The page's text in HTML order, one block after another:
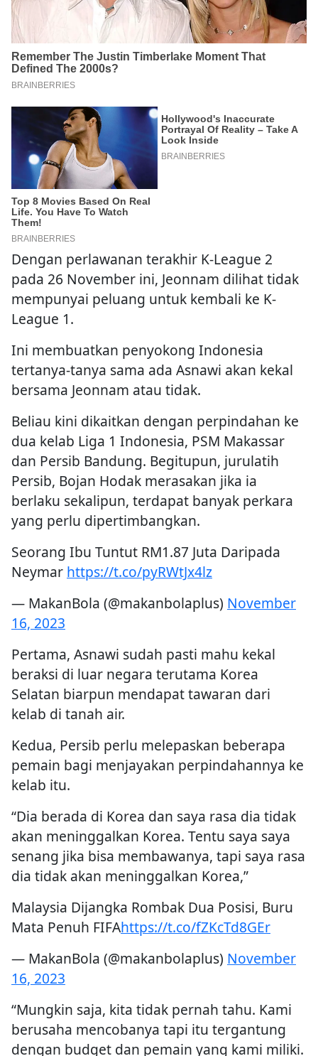
Dengan perlawanan terakhir K-League 2
pada 26 November ini, Jeonnam dilihat tidak
mempunyai peluang untuk kembali ke K-
League 1.
Ini membuatkan penyokong Indonesia
tertanya-tanya sama ada Asnawi akan kekal
bersama Jeonnam atau tidak.
Beliau kini dikaitkan dengan perpindahan ke
dua kelab Liga 1 Indonesia, PSM Makassar
dan Persib Bandung. Begitupun, jurulatih
Persib, Bojan Hodak merasakan jika ia
berlaku sekalipun, terdapat banyak perkara
yang perlu dipertimbangkan.
Seorang Ibu Tuntut RM1.87 Juta Daripada
Neymar https://t.co/pyRWtJx4lz
— MakanBola (@makanbolaplus) November
16, 2023
Pertama, Asnawi sudah pasti mahu kekal
beraksi di luar negara terutama Korea
Selatan biarpun mendapat tawaran dari
kelab di tanah air.
Kedua, Persib perlu melepaskan beberapa
pemain bagi menjayakan perpindahannya ke
kelab itu.
“Dia berada di Korea dan saya rasa dia tidak
akan meninggalkan Korea. Tentu saya saya
senang jika bisa membawanya, tapi saya rasa
dia tidak akan meninggalkan Korea,”
Malaysia Dijangka Rombak Dua Posisi, Buru
Mata Penuh FIFAhttps://t.co/fZKcTd8GEr
— MakanBola (@makanbolaplus) November
16, 2023
“Mungkin saja, kita tidak pernah tahu. Kami
berusaha mencobanya tapi itu tergantung
dengan budget dan pemain yang kami miliki.